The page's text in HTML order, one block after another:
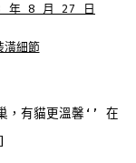
年 8 月 27 日
潢細節
，有貓更溫馨‘’ 在